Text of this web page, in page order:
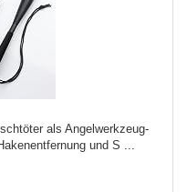
als Angelwerkzeug-
und S ...